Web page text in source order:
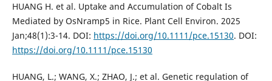
HUANG H. et al. Uptake and Accumulation of Cobalt Is
Mediated by OsNramp5 in Rice. Plant Cell Environ. 2025
Jan;48(1):3-14. DOI: https://doi.org/10.1111/pce.15130. DOI:
https://doi.org/10.1111/pce.15130
HUANG, L.; WANG, X.; ZHAO, J.; et al. Genetic regulation of